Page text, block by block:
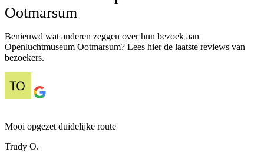
Ootmarsum
Benieuwd wat anderen zeggen over hun bezoek aan
Openluchtmuseum Ootmarsum? Lees hier de laatste reviews van
bezoekers.
Mooi opgezet duidelijke route
Trudy O.